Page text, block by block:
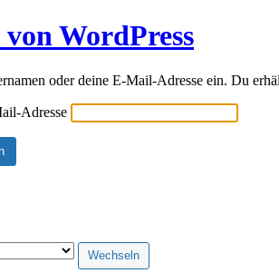
WordPress
oder deine E-Mail-Adresse ein. Du
Adresse